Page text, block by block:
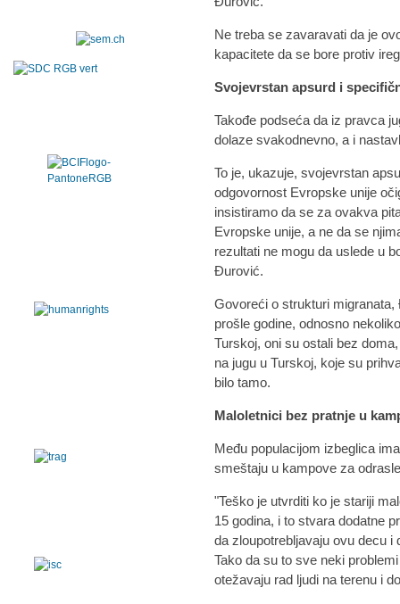
Ne treba se zavaravati da je
kapacitete da se bore protiv
Svojevrstan apsurd i
Takođe podseća da iz pravca
dolaze svakodnevno, a i
To je, ukazuje, svojevrstan
odgovornost Evropske unije
insistiramo da se za ovakva
Evropske unije, a ne da se
rezultati ne mogu da uslede u
Đurović.
Govoreći o strukturi
prošle godine, odnosno
Turskoj, oni su ostali bez
na jugu u Turskoj, koje su
bilo tamo.
Maloletnici bez pratnje u
Među populacijom izbeglica
smeštaju u kampove za
"Teško je utvrditi ko je stariji
15 godina, i to stvara dodatne
da zloupotrebljavaju ovu decu i
Tako da su to sve neki
otežavaju rad ljudi na terenu i